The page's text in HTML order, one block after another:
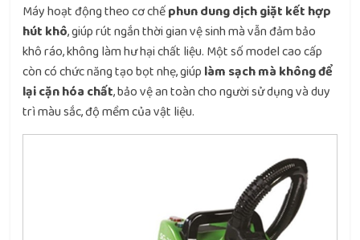
Máy hoạt động theo cơ chếphun dung dịch giặt kết hợp
hút khô, giúp rút ngắn thời gian vệ sinh mà vẫn đảm bảo
khô ráo, không làm hư hại chất liệu. Một số model cao cấp
còn có chức năng tạo bọt nhẹ, giúp làm sạch mà không để
lại cặn hóa chất, bảo vệ an toàn cho người sử dụng và duy
trì màu sắc, độ mềm của vật liệu.